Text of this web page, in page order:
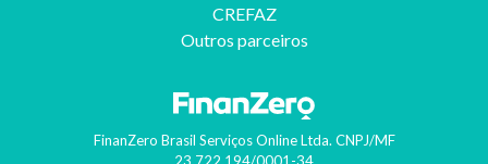
CREFAZ
Outros parceiros
FinanZero Brasil Serviços Online Ltda. CNPJ/MF